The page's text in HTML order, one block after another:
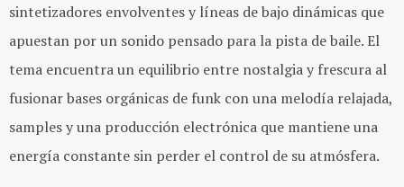
sintetizadores envolventes y líneas de bajo dinámicas que
apuestan por un sonido pensado para la pista de baile. El
tema encuentra un equilibrio entre nostalgia y frescura al
fusionar bases orgánicas de funk con una melodía relajada,
samples y una producción electrónica que mantiene una
energía constante sin perder el control de su atmósfera.